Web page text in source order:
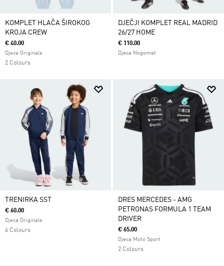
KOMPLET HLAČA ŠIROKOG
KROJA CREW
€ 40.00
Djeca Originals
2 Colours
DJEČJI KOMPLET REAL MADRID
26/27 HOME
€ 110.00
Djeca Nogomet
TRENIRKA SST
€ 60.00
Djeca Originals
6 Colours
DRES MERCEDES - AMG
PETRONAS FORMULA 1 TEAM
DRIVER
€ 65.00
Djeca Moto Sport
2 Colours